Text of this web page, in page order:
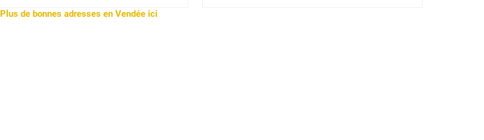
Plus de bonnes adresses en Vendée ici